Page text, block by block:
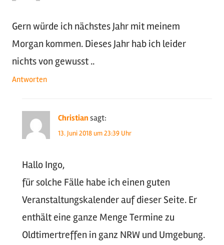
Gern würde ich nächstes Jahr mit meinem
Morgan kommen. Dieses Jahr hab ich leider
nichts von gewusst ..
Antworten
Christian sagt:
13. Juni 2018 um 23:39 Uhr
Hallo Ingo,
für solche Fälle habe ich einen guten
Veranstaltungskalender auf dieser Seite. Er
enthält eine ganze Menge Termine zu
Oldtimertreffen in ganz NRW und Umgebung.